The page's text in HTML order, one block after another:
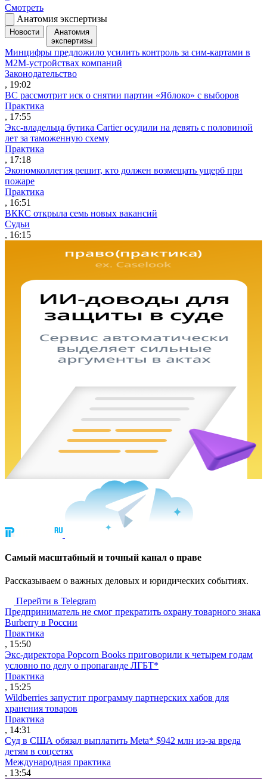
Смотреть
Анатомия экспертизы
Новости
Анатомия
экспертизы
Минцифры предложило усилить контроль за сим-картами в
M2M-устройствах компаний
Законодательство
, 19:02
ВС рассмотрит иск о снятии партии «Яблоко» с выборов
Практика
, 17:55
Экс-владельца бутика Cartier осудили на девять с половиной
лет за таможенную схему
Практика
, 17:18
Экономколлегия решит, кто должен возмещать ущерб при
пожаре
Практика
, 16:51
ВККС открыла семь новых вакансий
Судьи
, 16:15
Cамый масштабный и точный канал о праве
Рассказываем о важных деловых и юридических событиях.
Перейти в Telegram
Предприниматель не смог прекратить охрану товарного знака
Burberry в России
Практика
, 15:50
Экс-директора Popcorn Books приговорили к четырем годам
условно по делу о пропаганде ЛГБТ*
Практика
, 15:25
Wildberries запустит программу партнерских хабов для
хранения товаров
Практика
, 14:31
Суд в США обязал выплатить Meta* $942 млн из-за вреда
детям в соцсетях
Международная практика
, 13:54